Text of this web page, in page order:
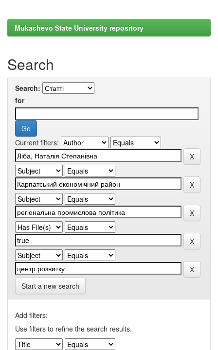
Mukachevo State University repository
Search
Search:
for
Current filters:
Start a new search
Add filters:
Use filters to refine the search results.